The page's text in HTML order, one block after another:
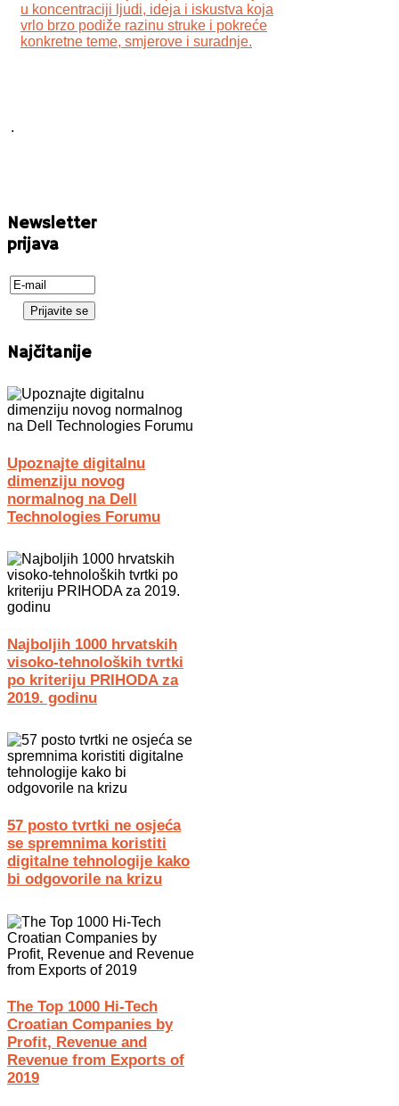
u koncentraciji ljudi, ideja i iskustva koja
vrlo brzo podiže razinu struke i pokreće
konkretne teme, smjerove i suradnje.
.
Newsletter
prijava
Najčitanije
Upoznajte digitalnu
dimenziju novog
normalnog na Dell
Technologies Forumu
Najboljih 1000 hrvatskih
visoko-tehnoloških tvrtki
po kriteriju PRIHODA za
2019. godinu
57 posto tvrtki ne osjeća
se spremnima koristiti
digitalne tehnologije kako
bi odgovorile na krizu
The Top 1000 Hi-Tech
Croatian Companies by
Profit, Revenue and
Revenue from Exports of
2019